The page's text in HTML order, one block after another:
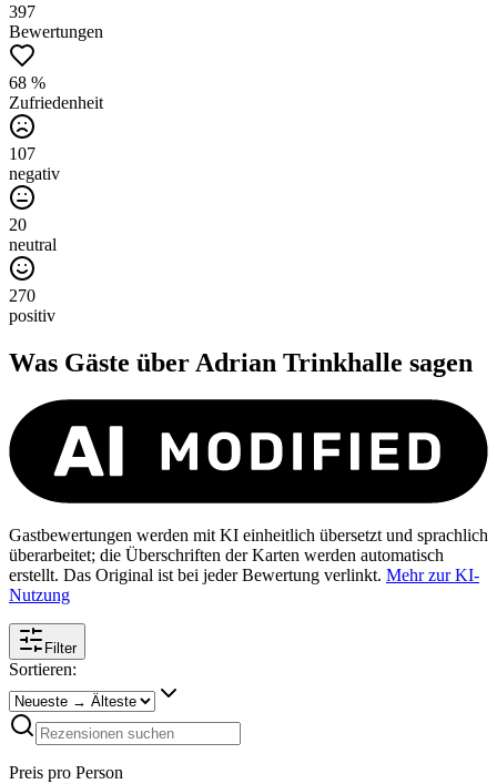
397
Bewertungen
68 %
Zufriedenheit
107
negativ
20
neutral
270
positiv
Was Gäste über Adrian Trinkhalle sagen
Gastbewertungen werden mit KI einheitlich übersetzt und sprachlich
überarbeitet; die Überschriften der Karten werden automatisch
erstellt. Das Original ist bei jeder Bewertung verlinkt. Mehr zur KI-
Nutzung
Filter
Sortieren:
Preis pro Person